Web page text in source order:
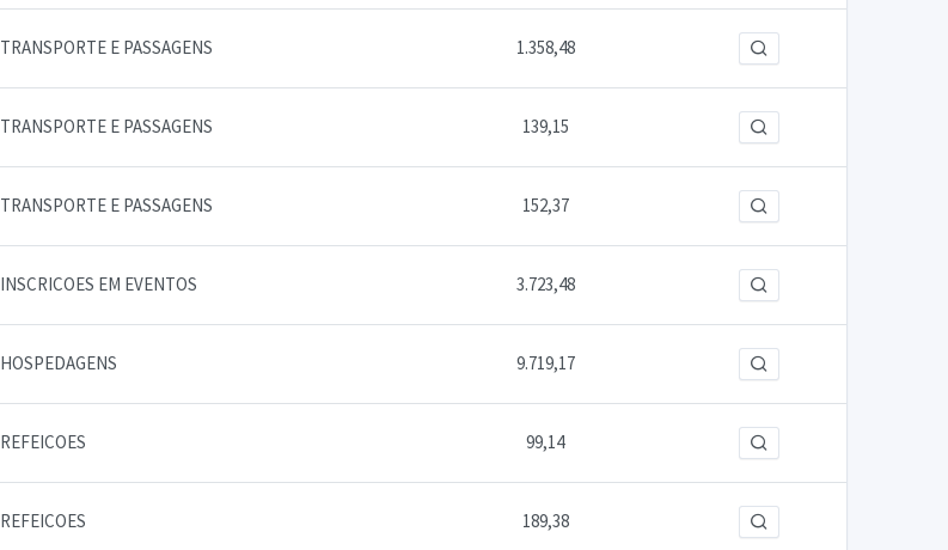
TRANSPORTE E PASSAGENS 1.358,48
TRANSPORTE E PASSAGENS 139,15
TRANSPORTE E PASSAGENS 152,37
INSCRICOES EM EVENTOS 3.723,48
HOSPEDAGENS 9.719,17
REFEICOES 99,14
REFEICOES 189,38